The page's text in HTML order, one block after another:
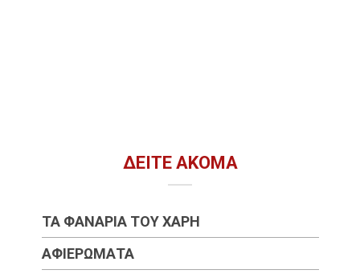
ΔΕΊΤΕ ΑΚΌΜΑ
ΤΑ ΦΑΝΆΡΙΑ ΤΟΥ ΧΆΡΗ
ΑΦΙΕΡΏΜΑΤΑ